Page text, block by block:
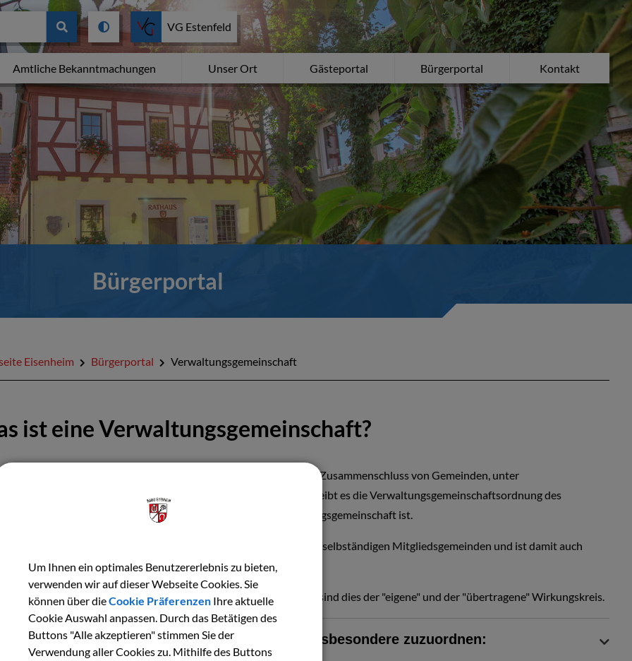
Amtliche Bekanntmachungen Unser Ort Gästeportal Bürgerportal Kontakt
VG Estenfeld
Bürgerportal
Eisenheim Bürgerportal Verwaltungsgemeinschaft
ist eine Verwaltungsgemeinschaft?
(abgekürzt auch -VGem- genannt) ist ein Zusammenschluss von Gemeinden, unter
des Bestandes der beteiligten Gemeinden. So beschreibt es die Verwaltungsgemeinschaftsordnung des
Bayern, die Rechtsgrundlage für die Bildung einer Verwaltungsgemeinschaft ist.
erledigt alle Verwaltungsaufgaben für die selbständigen Mitgliedsgemeinden und ist damit auch
für sämtliche Angelegenheiten der Bürgerinnen und Bürger.
Ebene werden die Aufgabengebiete unterschieden; es sind dies der "eigene" und der "übertragene" Wirkungskreis.
eigenen Wirkungskreis der Gemeinden sind insbesondere zuzuordnen:
Um Ihnen ein optimales Benutzererlebnis zu bieten,
verwenden wir auf dieser Webseite Cookies. Sie
können über dieCookie PräferenzenIhre aktuelle
Cookie Auswahl anpassen. Durch das Betätigen des
Buttons "Alle akzeptieren" stimmen Sie der
Verwendung aller Cookies zu. Mithilfe des Buttons